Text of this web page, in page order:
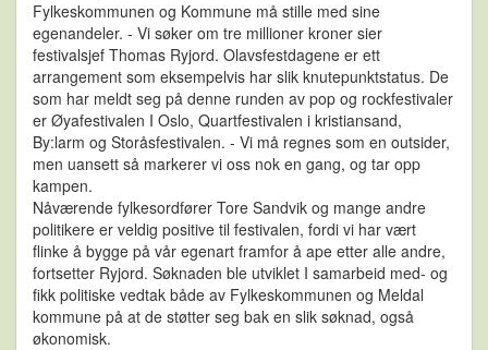
Fylkeskommunen og Kommune må stille med sine
egenandeler. - Vi søker om tre millioner kroner sier
festivalsjef Thomas Ryjord. Olavsfestdagene er ett
arrangement som eksempelvis har slik knutepunktstatus. De
som har meldt seg på denne runden av pop og rockfestivaler
er Øyafestivalen I Oslo, Quartfestivalen i kristiansand,
By:larm og Storåsfestivalen. - Vi må regnes som en outsider,
men uansett så markerer vi oss nok en gang, og tar opp
kampen.
Nåværende fylkesordfører Tore Sandvik og mange andre
politikere er veldig positive til festivalen, fordi vi har vært
flinke å bygge på vår egenart framfor å ape etter alle andre,
fortsetter Ryjord. Søknaden ble utviklet I samarbeid med- og
fikk politiske vedtak både av Fylkeskommunen og Meldal
kommune på at de støtter seg bak en slik søknad, også
økonomisk.